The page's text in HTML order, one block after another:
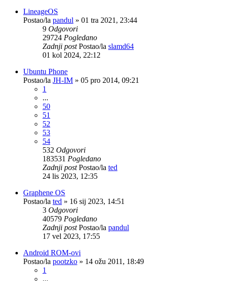
LineageOS
Postao/la pandul » 01 tra 2021, 23:44
9 Odgovori
29724 Pogledano
Zadnji postPostao/la slamd64
01 kol 2024, 22:12
Ubuntu Phone
Postao/la JH-IM » 05 pro 2014, 09:21
1
...
50
51
52
53
54
532 Odgovori
183531 Pogledano
Zadnji postPostao/la ted
24 lis 2023, 12:35
Graphene OS
Postao/la ted » 16 sij 2023, 14:51
3 Odgovori
40579 Pogledano
Zadnji postPostao/la pandul
17 vel 2023, 17:55
Android ROM-ovi
Postao/la pootzko » 14 ožu 2011, 18:49
1
...